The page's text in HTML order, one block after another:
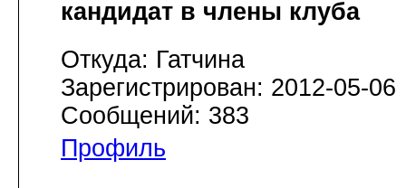
кандидат в члены клуба
Откуда: Гатчина
Зарегистрирован: 2012-05-06
Сообщений: 383
Профиль